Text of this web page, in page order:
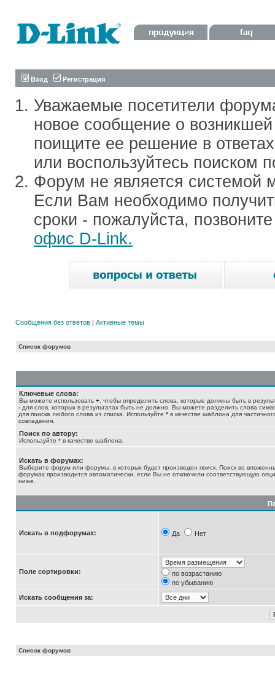
Вход Регистрация
Уважаемые посетители
новое сообщение о
поищите ее решение в
или воспользуйтесь поиском
Форум не является системой
Если Вам необходимо
сроки - пожалуйста,
офис D-Link.
Сообщения без ответов | Активные темы
Список форумов
Ключевые слова:
Вы можете использовать + , чтобы определить слова, которые должны быть в
- для слов, которых в результатах быть не должно. Вы можете разделить слова
для поиска любого слова из списка. Используйте * в качестве шаблона для
совпадения.
Поиск по автору:
Используйте * в качестве шаблона.
Искать в форумах:
Выберите форум или форумы, в которых будет произведен поиск. Поиск во
форумах производится автоматически, если Вы не отключили соответствующую
ниже.
Искать в подфорумах: Да Нет
Поле сортировки:
по возрастанию
по убыванию
Искать сообщения за:
Список форумов